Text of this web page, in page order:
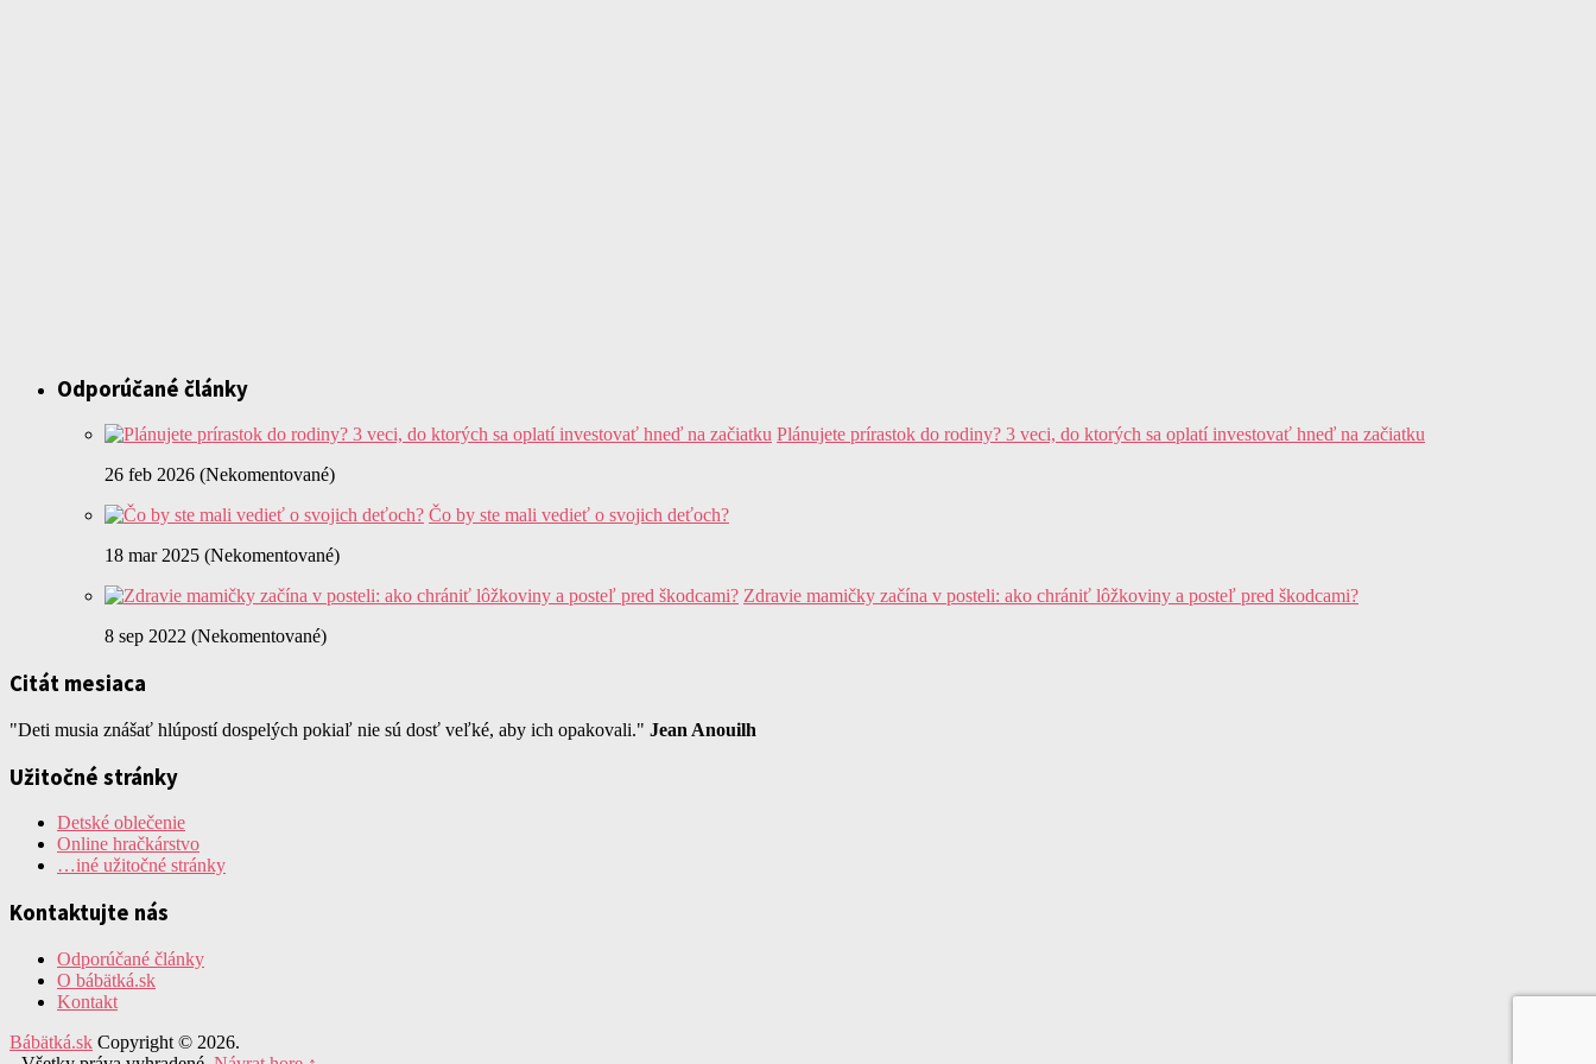
Odporúčané články
Plánujete prírastok do rodiny? 3 veci, do ktorých sa oplatí investovať hneď na začiatku
26 feb 2026 (Nekomentované)
Čo by ste mali vedieť o svojich deťoch?
18 mar 2025 (Nekomentované)
Zdravie mamičky začína v posteli: ako chrániť lôžkoviny a posteľ pred škodcami?
8 sep 2022 (Nekomentované)
Citát mesiaca
"Deti musia znášať hlúpostí dospelých pokiaľ nie sú dosť veľké, aby ich opakovali." Jean Anouilh
Užitočné stránky
Detské oblečenie
Online hračkárstvo
…iné užitočné stránky
Kontaktujte nás
Odporúčané články
O bábätká.sk
Kontakt
Bábätká.sk Copyright © 2026.